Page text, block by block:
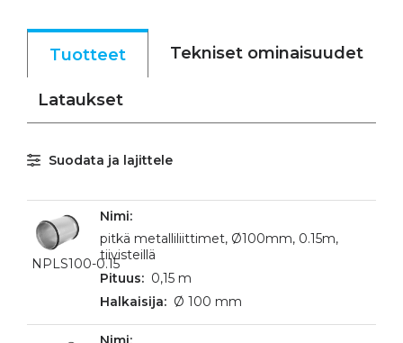
Tuotteet Tekniset ominaisuudet
Lataukset
Suodata ja lajittele
NPLS100-0.15
pitkä metalliliittimet, Ø100mm, 0.15m,
tiivisteillä
0,15 m
Ø 100 mm